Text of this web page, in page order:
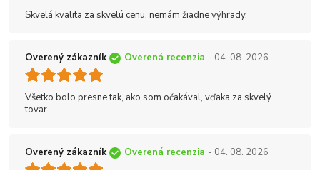
Skvelá kvalita za skvelú cenu, nemám žiadne výhrady.
Overený zákazník Overená recenzia - 04. 08. 2026
Všetko bolo presne tak, ako som očakával, vďaka za skvelý
tovar.
Overený zákazník Overená recenzia - 04. 08. 2026